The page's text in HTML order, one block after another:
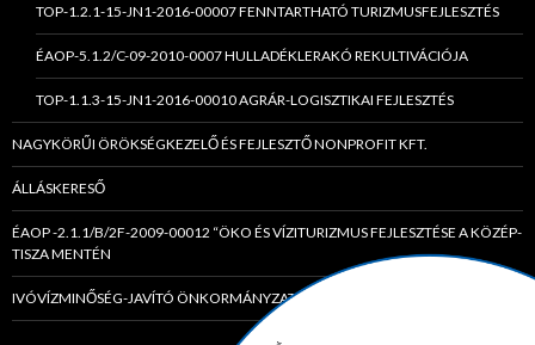
TOP-1.2.1-15-JN1-2016-00007 FENNTARTHATÓ TURIZMUSFEJLESZTÉS
ÉAOP-5.1.2/C-09-2010-0007 HULLADÉKLERAKÓ REKULTIVÁCIÓJA
TOP-1.1.3-15-JN1-2016-00010 AGRÁR-LOGISZTIKAI FEJLESZTÉS
NAGYKÖRŰI ÖRÖKSÉGKEZELŐ ÉS FEJLESZTŐ NONPROFIT KFT.
ÁLLÁSKERESŐ
ÉAOP -2.1.1/B/2F-2009-00012 “ÖKO ÉS VÍZITURIZMUS FEJLESZTÉSE A KÖZÉP-
TISZA MENTÉN
IVÓVÍZMINŐSÉG-JAVÍTÓ ÖNKORMÁNYZATI TÁRSULÁS